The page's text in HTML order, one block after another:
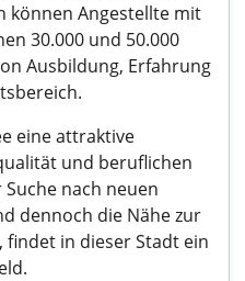
können Angestellte mit
30.000 und 50.000
Ausbildung, Erfahrung
eine attraktive
und beruflichen
nach neuen
dennoch die Nähe zur
in dieser Stadt ein